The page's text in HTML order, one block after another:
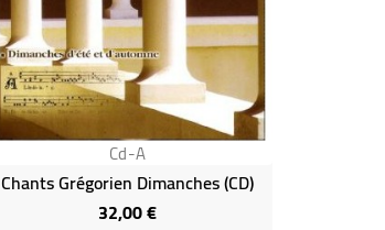
Cd-A
Chants Grégorien Dimanches (CD)
32,00 €Prix